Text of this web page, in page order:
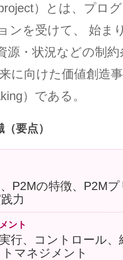
）とは、プロ
ンを受けて、 始ま
源・状況などの制
に向けた価値創造
）である。
要点）
P2Mの特徴、P2M
力
ント
行、コントロール
マネジメント